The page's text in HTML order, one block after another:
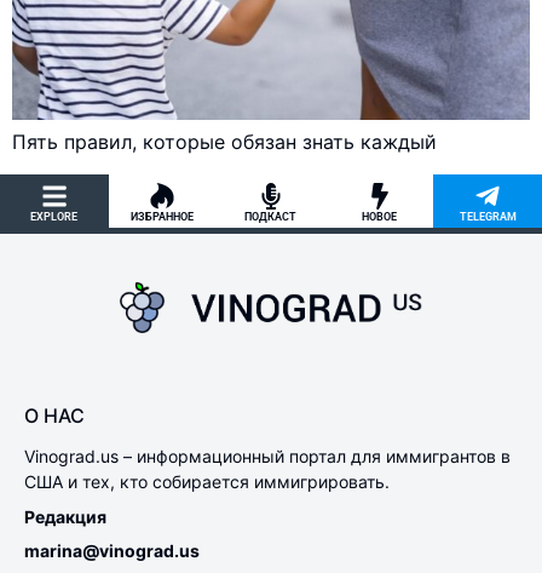
Пять правил, которые обязан знать каждый
EXPLORE ИЗБРАННОЕ ПОДКАСТ НОВОЕ TELEGRAM
О НАС
Vinograd.us – информационный портал для иммигрантов в
США и тех, кто собирается иммигрировать.
Редакция
marina@vinograd.us